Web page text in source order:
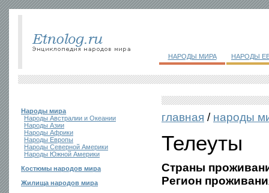
НАРОДЫ МИРА НАРОДЫ
Народы мира
Народы Австралии и Океании
Народы Азии
Народы Африки
Народы Европы
Народы Северной Америки
Народы Южной Америки
Костюмы народов мира
Жилища народов мира
главная / народы
Телеуты
Страны
Регион